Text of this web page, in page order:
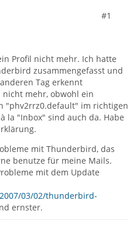
#1
Profil nicht mehr. Ich hatte
zusammengefasst und
Tag erkennt
mehr, obwohl ein
"phv2rrz0.default" im richtigen
la "Inbox" sind auch da. Habe
mit Thunderbird, das
benutze für meine Mails.
mit dem Update
03/02/thunderbird-
ernster.